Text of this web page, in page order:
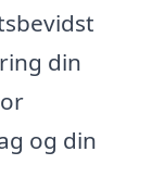
din
og din